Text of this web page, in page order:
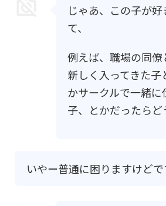
じゃあ、この子が
て、
例えば、職場の同
新しく入ってきた
かサークルで一緒に
子、とかだったらど
いやー普通に困りますけど